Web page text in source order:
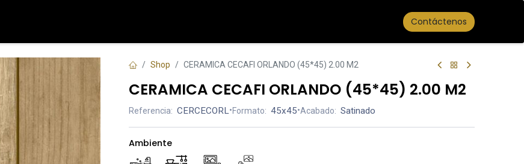
Contáctenos
Shop CERAMICA CECAFI ORLANDO (45*45) 2.00 M2
CERAMICA CECAFI ORLANDO (45*45) 2.00 M2
Referencia: CERCECORL•Formato: 45x45•Acabado: Satinado
Ambiente